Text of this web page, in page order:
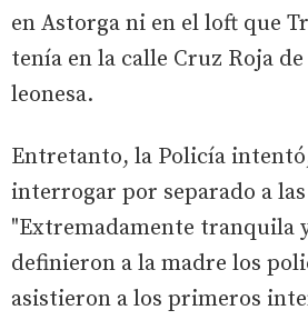
en Astorga ni en el loft que
tenía en la calle Cruz Roja
leonesa.
Entretanto, la Policía
interrogar por separado a las
"Extremadamente tranquila
definieron a la madre los
asistieron a los primeros